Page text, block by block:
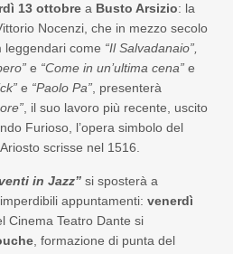
13 ottobre a Busto Arsizio: la
Nocenzi, che in mezzo secolo
leggendari come “Il Salvadanaio”,
e “Come in un’ultima cena” e
e “Paolo Pa” , presenterà
, il suo lavoro più recente, uscito
Furioso, l’opera simbolo del
scrisse nel 1516.
in Jazz” si sposterà a
appuntamenti: venerdì
Cinema Teatro Dante si
, formazione di punta del